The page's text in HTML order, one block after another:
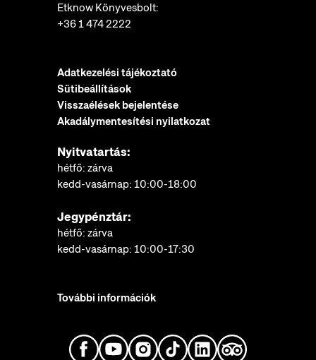
Etknow Könyvesbolt:
+36 1 474 2222
Adatkezelési tájékoztató
Sütibeállítások
Visszaélések bejelentése
Akadálymentesítési nyilatkozat
Nyitvatartás:
hétfő: zárva
kedd-vasárnap: 10:00-18:00
Jegypénztár:
hétfő: zárva
kedd-vasárnap: 10:00-17:30
További információk